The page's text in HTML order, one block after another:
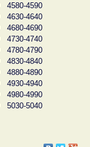
4580-4590
4630-4640
4680-4690
4730-4740
4780-4790
4830-4840
4880-4890
4930-4940
4980-4990
5030-5040